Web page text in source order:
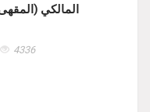
المالكي
4336